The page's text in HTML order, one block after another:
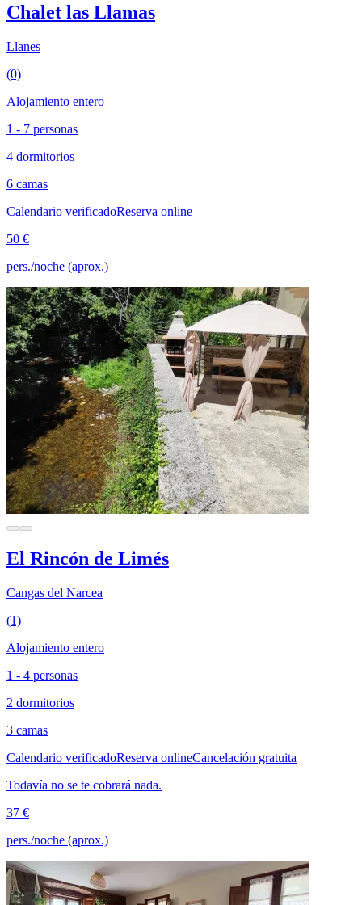
Chalet las Llamas
Llanes
(0)
Alojamiento entero
1 - 7 personas
4 dormitorios
6 camas
Calendario verificadoReserva online
50 €
pers./noche (aprox.)
El Rincón de Limés
Cangas del Narcea
(1)
Alojamiento entero
1 - 4 personas
2 dormitorios
3 camas
Calendario verificadoReserva onlineCancelación gratuita
Todavía no se te cobrará nada.
37 €
pers./noche (aprox.)